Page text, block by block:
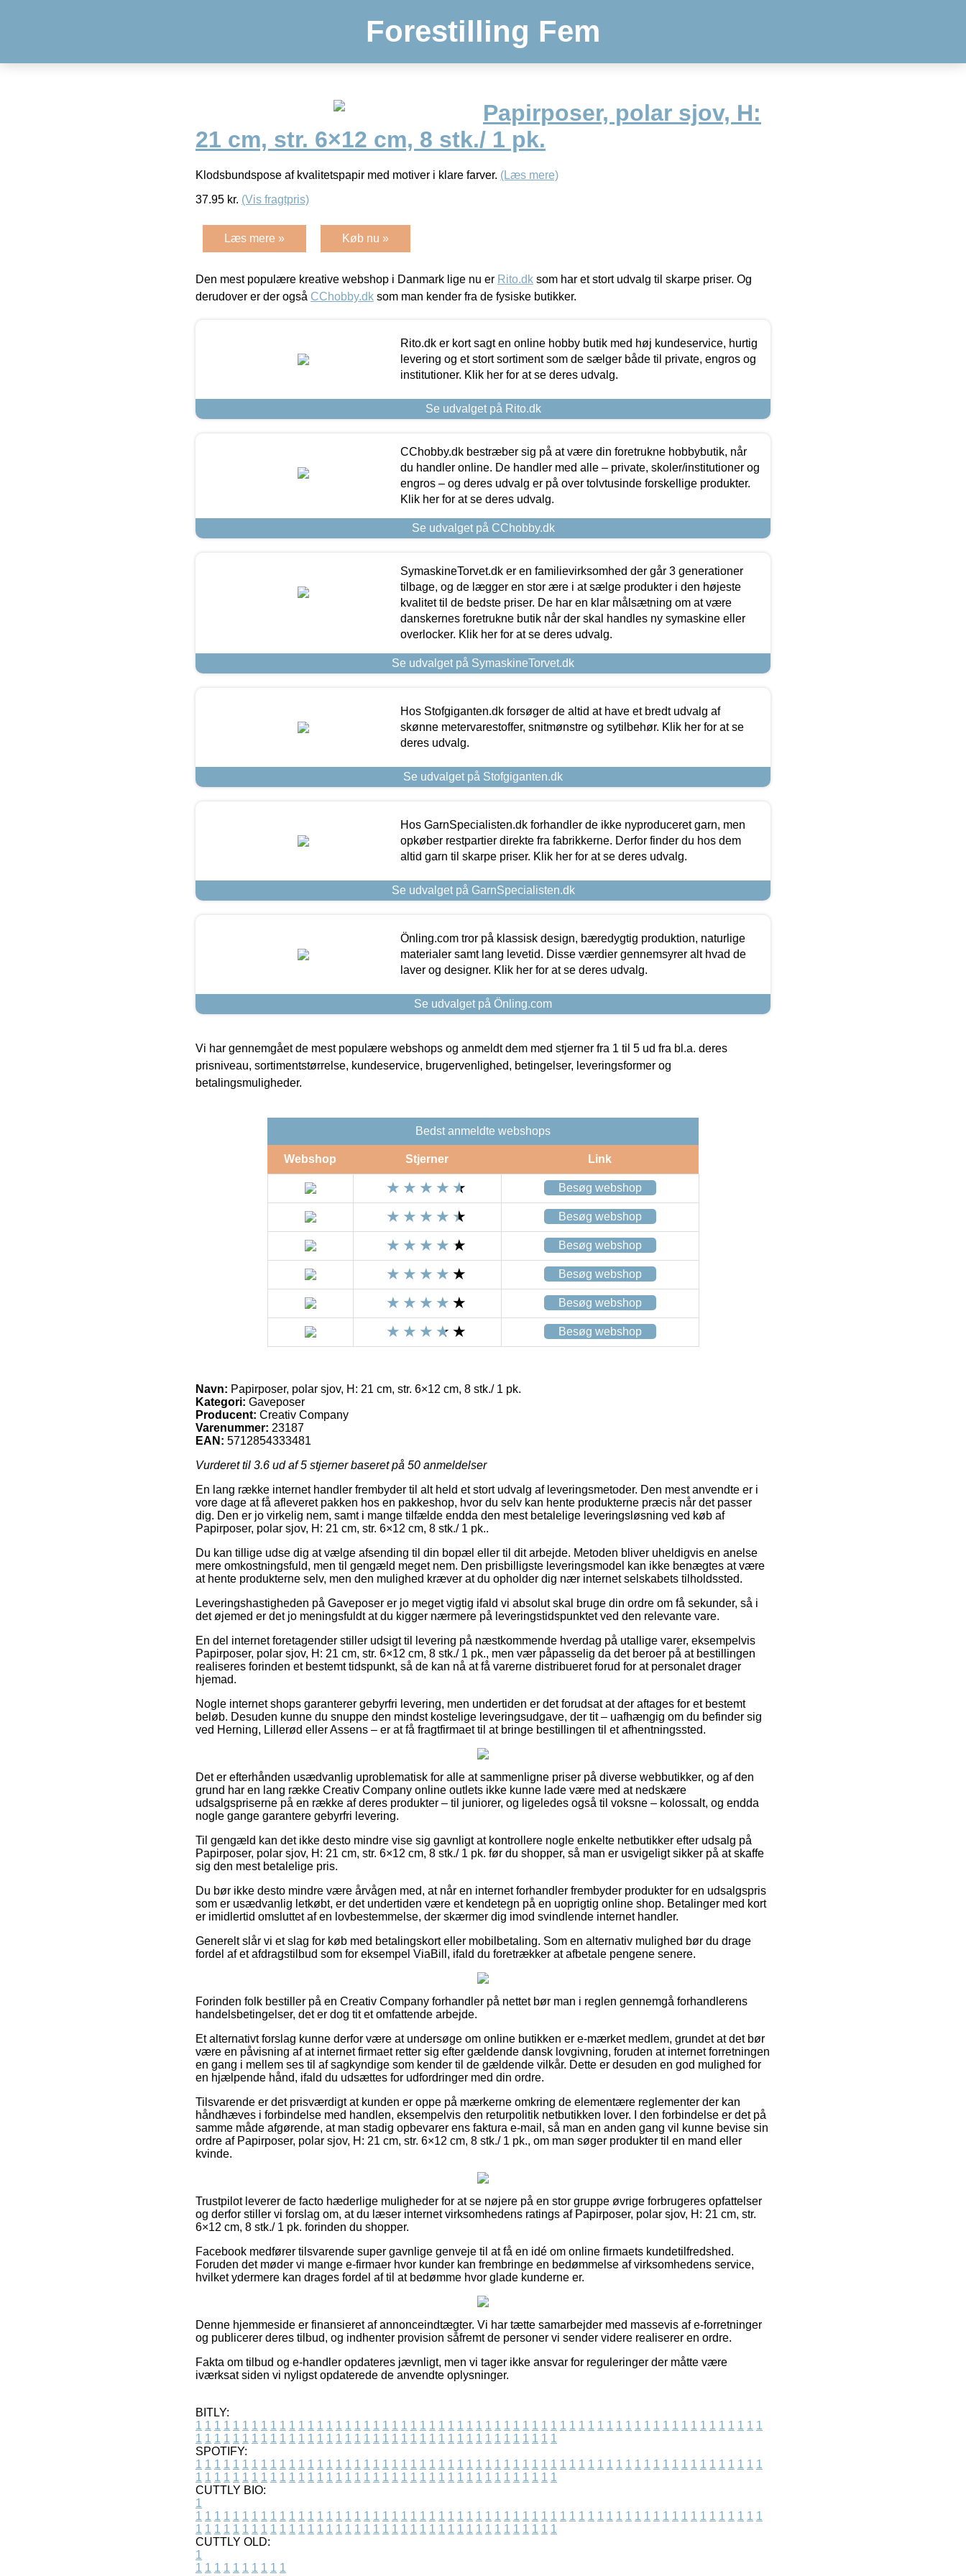
Forestilling Fem
Papirposer, polar sjov, H:
21 cm, str. 6×12 cm, 8 stk./ 1 pk.
Klodsbundspose af kvalitetspapir med motiver i klare farver. (Læs mere)
37.95 kr. (Vis fragtpris)
Læs mere » Køb nu »
Den mest populære kreative webshop i Danmark lige nu er Rito.dk som har et stort udvalg til skarpe priser. Og
derudover er der også CChobby.dk som man kender fra de fysiske butikker.
Rito.dk er kort sagt en online hobby butik med høj kundeservice, hurtig
levering og et stort sortiment som de sælger både til private, engros og
institutioner. Klik her for at se deres udvalg.
Se udvalget på Rito.dk
CChobby.dk bestræber sig på at være din foretrukne hobbybutik, når
du handler online. De handler med alle – private, skoler/institutioner og
engros – og deres udvalg er på over tolvtusinde forskellige produkter.
Klik her for at se deres udvalg.
Se udvalget på CChobby.dk
SymaskineTorvet.dk er en familievirksomhed der går 3 generationer
tilbage, og de lægger en stor ære i at sælge produkter i den højeste
kvalitet til de bedste priser. De har en klar målsætning om at være
danskernes foretrukne butik når der skal handles ny symaskine eller
overlocker. Klik her for at se deres udvalg.
Se udvalget på SymaskineTorvet.dk
Hos Stofgiganten.dk forsøger de altid at have et bredt udvalg af
skønne metervarestoffer, snitmønstre og sytilbehør. Klik her for at se
deres udvalg.
Se udvalget på Stofgiganten.dk
Hos GarnSpecialisten.dk forhandler de ikke nyproduceret garn, men
opkøber restpartier direkte fra fabrikkerne. Derfor finder du hos dem
altid garn til skarpe priser. Klik her for at se deres udvalg.
Se udvalget på GarnSpecialisten.dk
Önling.com tror på klassisk design, bæredygtig produktion, naturlige
materialer samt lang levetid. Disse værdier gennemsyrer alt hvad de
laver og designer. Klik her for at se deres udvalg.
Se udvalget på Önling.com
Vi har gennemgået de mest populære webshops og anmeldt dem med stjerner fra 1 til 5 ud fra bl.a. deres
prisniveau, sortimentstørrelse, kundeservice, brugervenlighed, betingelser, leveringsformer og
betalingsmuligheder.
Bedst anmeldte webshops
Webshop Stjerner Link
Besøg webshop
Besøg webshop
Besøg webshop
Besøg webshop
Besøg webshop
Besøg webshop
Navn: Papirposer, polar sjov, H: 21 cm, str. 6×12 cm, 8 stk./ 1 pk.
Kategori: Gaveposer
Producent: Creativ Company
Varenummer: 23187
EAN: 5712854333481
Vurderet til 3.6 ud af 5 stjerner baseret på 50 anmeldelser
En lang række internet handler frembyder til alt held et stort udvalg af leveringsmetoder. Den mest anvendte er i
vore dage at få afleveret pakken hos en pakkeshop, hvor du selv kan hente produkterne præcis når det passer
dig. Den er jo virkelig nem, samt i mange tilfælde endda den mest betalelige leveringsløsning ved køb af
Papirposer, polar sjov, H: 21 cm, str. 6×12 cm, 8 stk./ 1 pk..
Du kan tillige udse dig at vælge afsending til din bopæl eller til dit arbejde. Metoden bliver uheldigvis en anelse
mere omkostningsfuld, men til gengæld meget nem. Den prisbilligste leveringsmodel kan ikke benægtes at være
at hente produkterne selv, men den mulighed kræver at du opholder dig nær internet selskabets tilholdssted.
Leveringshastigheden på Gaveposer er jo meget vigtig ifald vi absolut skal bruge din ordre om få sekunder, så i
det øjemed er det jo meningsfuldt at du kigger nærmere på leveringstidspunktet ved den relevante vare.
En del internet foretagender stiller udsigt til levering på næstkommende hverdag på utallige varer, eksempelvis
Papirposer, polar sjov, H: 21 cm, str. 6×12 cm, 8 stk./ 1 pk., men vær påpasselig da det beroer på at bestillingen
realiseres forinden et bestemt tidspunkt, så de kan nå at få varerne distribueret forud for at personalet drager
hjemad.
Nogle internet shops garanterer gebyrfri levering, men undertiden er det forudsat at der aftages for et bestemt
beløb. Desuden kunne du snuppe den mindst kostelige leveringsudgave, der tit – uafhængig om du befinder sig
ved Herning, Lillerød eller Assens – er at få fragtfirmaet til at bringe bestillingen til et afhentningssted.
Det er efterhånden usædvanlig uproblematisk for alle at sammenligne priser på diverse webbutikker, og af den
grund har en lang række Creativ Company online outlets ikke kunne lade være med at nedskære
udsalgspriserne på en række af deres produkter – til juniorer, og ligeledes også til voksne – kolossalt, og endda
nogle gange garantere gebyrfri levering.
Til gengæld kan det ikke desto mindre vise sig gavnligt at kontrollere nogle enkelte netbutikker efter udsalg på
Papirposer, polar sjov, H: 21 cm, str. 6×12 cm, 8 stk./ 1 pk. før du shopper, så man er usvigeligt sikker på at skaffe
sig den mest betalelige pris.
Du bør ikke desto mindre være årvågen med, at når en internet forhandler frembyder produkter for en udsalgspris
som er usædvanlig letkøbt, er det undertiden være et kendetegn på en uoprigtig online shop. Betalinger med kort
er imidlertid omsluttet af en lovbestemmelse, der skærmer dig imod svindlende internet handler.
Generelt slår vi et slag for køb med betalingskort eller mobilbetaling. Som en alternativ mulighed bør du drage
fordel af et afdragstilbud som for eksempel ViaBill, ifald du foretrækker at afbetale pengene senere.
Forinden folk bestiller på en Creativ Company forhandler på nettet bør man i reglen gennemgå forhandlerens
handelsbetingelser, det er dog tit et omfattende arbejde.
Et alternativt forslag kunne derfor være at undersøge om online butikken er e-mærket medlem, grundet at det bør
være en påvisning af at internet firmaet retter sig efter gældende dansk lovgivning, foruden at internet forretningen
en gang i mellem ses til af sagkyndige som kender til de gældende vilkår. Dette er desuden en god mulighed for
en hjælpende hånd, ifald du udsættes for udfordringer med din ordre.
Tilsvarende er det prisværdigt at kunden er oppe på mærkerne omkring de elementære reglementer der kan
håndhæves i forbindelse med handlen, eksempelvis den returpolitik netbutikken lover. I den forbindelse er det på
samme måde afgørende, at man stadig opbevarer ens faktura e-mail, så man en anden gang vil kunne bevise sin
ordre af Papirposer, polar sjov, H: 21 cm, str. 6×12 cm, 8 stk./ 1 pk., om man søger produkter til en mand eller
kvinde.
Trustpilot leverer de facto hæderlige muligheder for at se nøjere på en stor gruppe øvrige forbrugeres opfattelser
og derfor stiller vi forslag om, at du læser internet virksomhedens ratings af Papirposer, polar sjov, H: 21 cm, str.
6×12 cm, 8 stk./ 1 pk. forinden du shopper.
Facebook medfører tilsvarende super gavnlige genveje til at få en idé om online firmaets kundetilfredshed.
Foruden det møder vi mange e-firmaer hvor kunder kan frembringe en bedømmelse af virksomhedens service,
hvilket ydermere kan drages fordel af til at bedømme hvor glade kunderne er.
Denne hjemmeside er finansieret af annonceindtægter. Vi har tætte samarbejder med massevis af e-forretninger
og publicerer deres tilbud, og indhenter provision såfremt de personer vi sender videre realiserer en ordre.
Fakta om tilbud og e-handler opdateres jævnligt, men vi tager ikke ansvar for reguleringer der måtte være
iværksat siden vi nyligst opdaterede de anvendte oplysninger.
BITLY:
1 1 1 1 1 1 1 1 1 1 1 1 1 1 1 1 1 1 1 1 1 1 1 1 1 1 1 1 1 1 1 1 1 1 1 1 1 1 1 1 1 1 1 1 1 1 1 1 1 1 1 1 1 1 1 1 1 1 1 1 1
1 1 1 1 1 1 1 1 1 1 1 1 1 1 1 1 1 1 1 1 1 1 1 1 1 1 1 1 1 1 1 1 1 1 1 1 1 1 1
SPOTIFY:
1 1 1 1 1 1 1 1 1 1 1 1 1 1 1 1 1 1 1 1 1 1 1 1 1 1 1 1 1 1 1 1 1 1 1 1 1 1 1 1 1 1 1 1 1 1 1 1 1 1 1 1 1 1 1 1 1 1 1 1 1
1 1 1 1 1 1 1 1 1 1 1 1 1 1 1 1 1 1 1 1 1 1 1 1 1 1 1 1 1 1 1 1 1 1 1 1 1 1 1
CUTTLY BIO:
1
1 1 1 1 1 1 1 1 1 1 1 1 1 1 1 1 1 1 1 1 1 1 1 1 1 1 1 1 1 1 1 1 1 1 1 1 1 1 1 1 1 1 1 1 1 1 1 1 1 1 1 1 1 1 1 1 1 1 1 1 1
1 1 1 1 1 1 1 1 1 1 1 1 1 1 1 1 1 1 1 1 1 1 1 1 1 1 1 1 1 1 1 1 1 1 1 1 1 1 1
CUTTLY OLD:
1
1 1 1 1 1 1 1 1 1 1